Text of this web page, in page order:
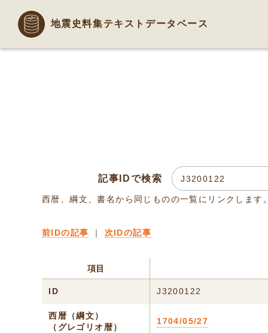
地震史料集テキストデータベース
記事IDで検索
西暦、綱文、書名から同じものの一覧にリンクします
前IDの記事 ｜ 次IDの記事
項目
ID J3200122
西暦（綱文）
（グレゴリオ暦）
1704/05/27